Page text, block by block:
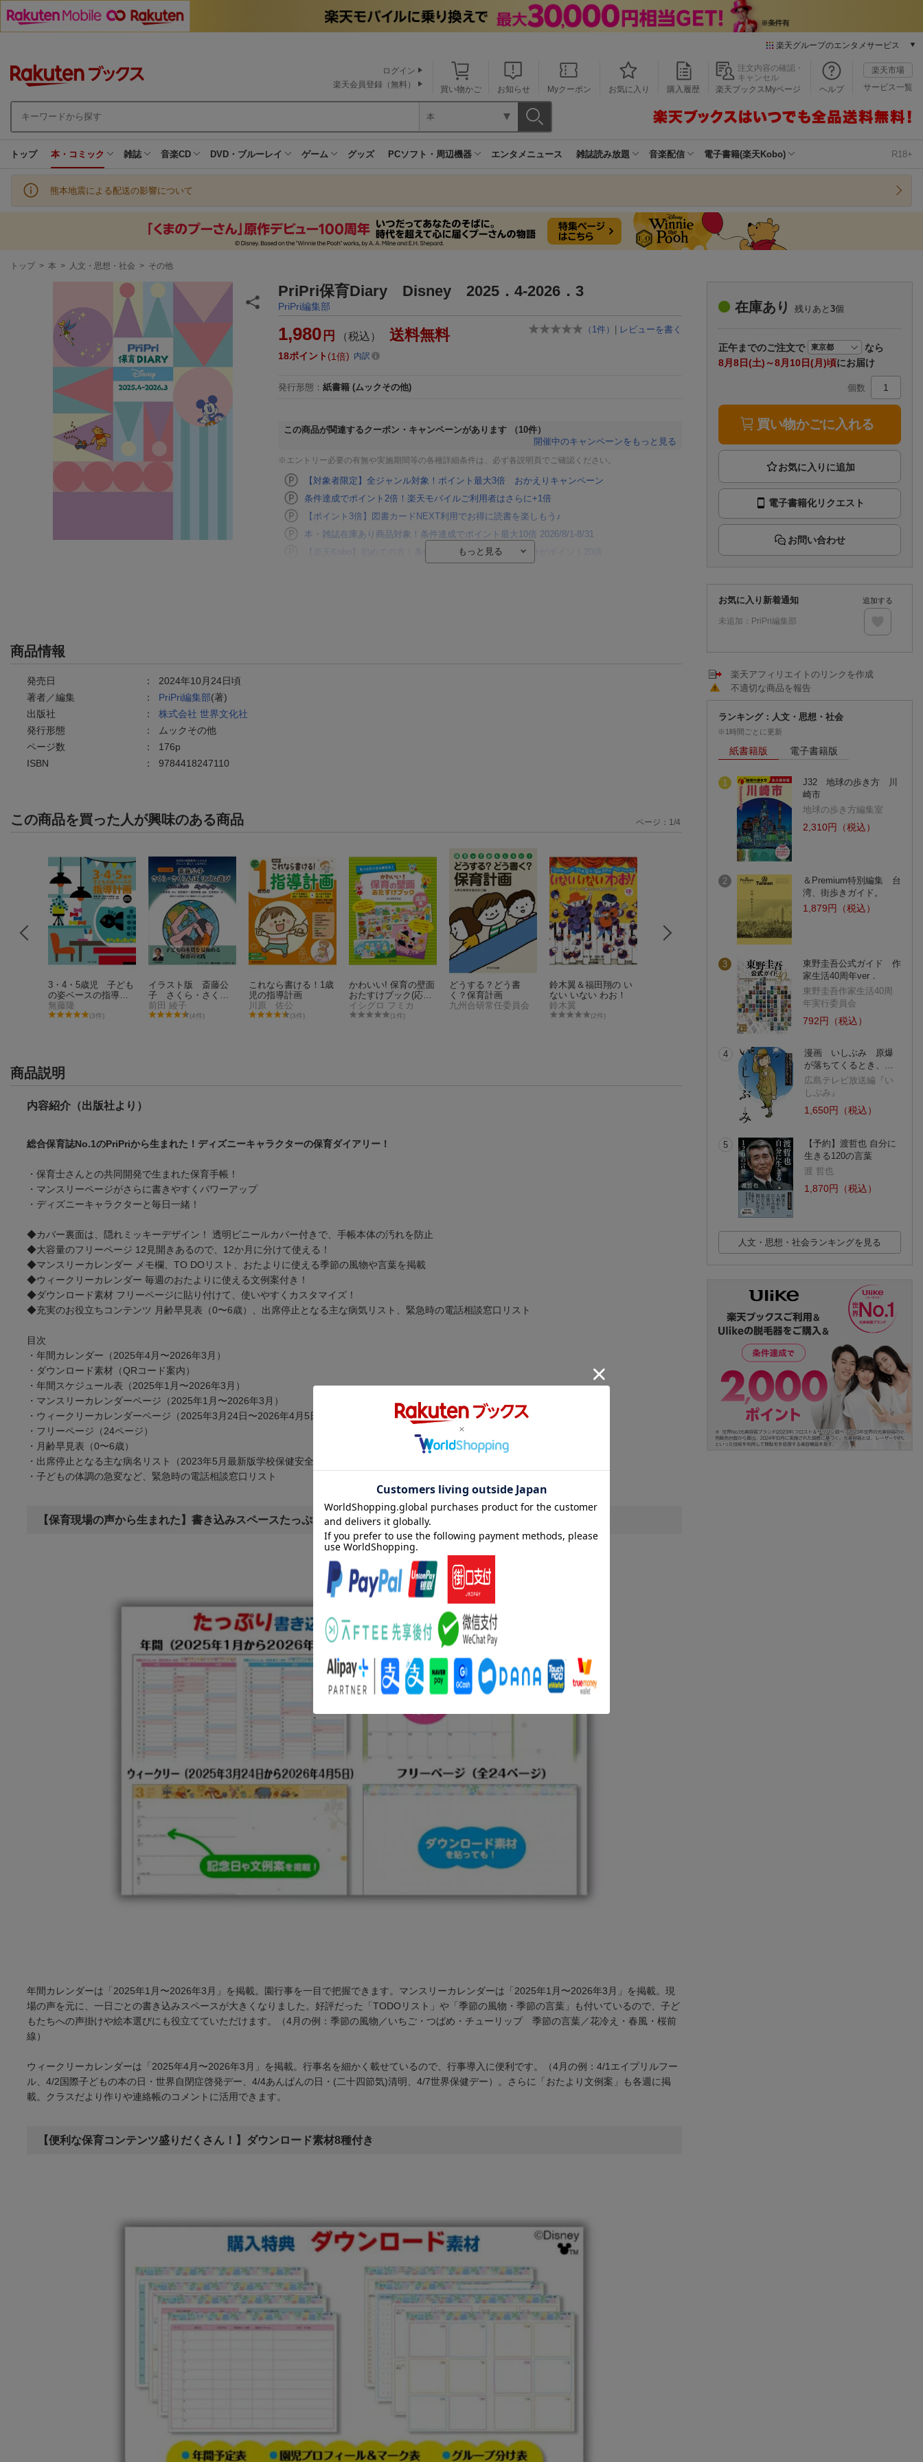
楽天グループのエンタメサービス
本/ゲーム/CD/DVD
楽天ブックス
楽天Kobo
楽天チケット
エンタメニュース
推し楽
買い物かご お知らせ Myクーポン お気に入り 購入履歴
注文内容の確認・
キャンセル
楽天ブックスMyページ
ヘルプ
楽天市場
サービス一覧
ログイン
楽天会員登録（無料）
本
トップ 本・コミック 雑誌 音楽CD DVD・ブルーレイ ゲーム グッズ PCソフト・周辺機器 エンタメニュース 雑誌読み放題 音楽配信 電子書籍(楽天Kobo) R18+
熊本地震による配送の影響について
現
トップ > 本 > 人文・思想・社会 > その他
PriPri保育Diary Disney 2025．4-2026．3
PriPri編集部
（ 1件） | レビューを書く
1,980 円 （税込） 送料無料
18ポイント 1倍 内訳
発行形態 ： 紙書籍 (ムックその他)
この商品が関連するクーポン・キャンペーンがあります
（10件）
開催中のキャンペーンをもっと見る
※エントリー必要の有無や実施期間等の各種詳細条件は、必ず各説明頁でご確認ください。
【対象者限定】全ジャンル対象！ポイント最大3倍 おかえりキャンペーン
条件達成でポイント2倍！楽天モバイルご利用者はさらに+1倍
【ポイント3倍】図書カードNEXT利用でお得に読書を楽しもう♪
本・雑誌在庫あり商品対象！条件達成でポイント最大10倍 2026/8/1-8/31
【楽天Kobo】初めての方！条件達成で楽天ブックス購入分がポイント20倍
商品情報
発売日 ： 2024年10月24日頃
著者／編集
： PriPri編集部(著)
出版社
： 株式会社 世界文化社
発行形態
：
ムックその他
ページ数
： 176p
ISBN
： 9784418247110
この商品を買った人が興味のある商品
3・4・5歳児 子ども
の姿ベースの指導計
画 新要領・指針対
応
無藤隆
(3件)
イラスト版 斎藤公
子 さくら・さくら
んぼリズム遊び
前田 綾子
(4件)
これなら書ける！1歳
児の指導計画
川原 佐公
(3件)
かわいい! 保育の壁面
おたすけブック(応用
編)
イシグロ フミカ
(1件)
どうする？どう書
く？保育計画
九州合研常任委員会
鈴木翼＆福田翔の い
ない いない わお！
鈴木翼
(2件)
放課後児童支援員手
帳 2026
学童保育ラボ
あつい あつい
垂石眞子
ページ： 1 /4
商品説明
内容紹介（出版社より）
総合保育誌No.1のPriPriから生まれた！ディズニーキャラクターの保育ダイアリー！
・保育士さんとの共同開発で生まれた保育手帳！
・マンスリーページがさらに書きやすくパワーアップ
・ディズニーキャラクターと毎日一緒！
◆カバー裏面は、隠れミッキーデザイン！ 透明ビニールカバー付きで、手帳本体の汚れを防止
◆大容量のフリーページ 12見開きあるので、12か月に分けて使える！
◆マンスリーカレンダー メモ欄、TO DOリスト、おたよりに使える季節の風物や言葉を掲載
◆ウィークリーカレンダー 毎週のおたよりに使える文例案付き！
◆ダウンロード素材 フリーページに貼り付けて、使いやすくカスタマイズ！
◆充実のお役立ちコンテンツ 月齢早見表（0〜6歳）、出席停止となる主な病気リスト、緊急時の電話相談窓口リスト
目次
・年間カレンダー（2025年4月〜2026年3月）
・ダウンロード素材（QRコード案内）
・年間スケジュール表（2025年1月〜2026年3月）
・マンスリーカレンダーページ（2025年1月〜2026年3月）
・ウィークリーカレンダーページ（2025年3月24日〜2026年4月5日）
・フリーページ（24ページ）
・月齢早見表（0〜6歳）
・出席停止となる主な病名リスト（2023年5月最新版学校保健安全法施行規則準拠）
・子どもの体調の急変など、緊急時の電話相談窓口リスト
【保育現場の声から生まれた】書き込みスペースたっぷり！のカレンダーページ
年間カレンダーは「2025年1月〜2026年3月」を掲載。園行事を一目で把握できます。マンスリーカレンダーは「2025年1月〜2026年3月」を掲載。現
場の声を元に、一日ごとの書き込みスペースが大きくなりました。好評だった「TODOリスト」や「季節の風物・季節の言葉」も付いているので、子ど
もたちへの声掛けや絵本選びにも役立てていただけます。（4月の例：季節の風物／いちご・つばめ・チューリップ 季節の言葉／花冷え・春風・桜前
線）
ウィークリーカレンダーは「2025年4月〜2026年3月」を掲載。行事名を細かく載せているので、行事導入に便利です。（4月の例：4/1エイプリルフー
ル、4/2国際子どもの本の日・世界自閉症啓発デー、4/4あんぱんの日・(二十四節気)清明、4/7世界保健デー）。さらに「おたより文例案」も各週に掲
載。クラスだより作りや連絡帳のコメントに活用できます。
【便利な保育コンテンツ盛りだくさん！】ダウンロード素材8種付き
在庫あり 残りあと 3個
正午までのご注文で
なら
8月8日(土)～8月10日(月)頃にお届け
個数
買い物かごに入れる
電子書籍化リクエスト
お問い合わせ
お気に入り新着通知
未追加： PriPri編集部
追加する
楽天アフィリエイトのリンクを作成
不適切な商品を報告
ランキング：人文・思想・社会
※1時間ごとに更新
紙書籍版 電子書籍版
1
J32 地球の歩き方 川
崎市
地球の歩き方編集室
2,310円（税込）
2
＆Premium特別編集 台
湾、街歩きガイド。
1,879円（税込）
3
東野圭吾公式ガイド 作
家生活40周年ver．
東野圭吾作家生活40周
年実行委員会
792円（税込）
4
漫画 いしぶみ 原爆
が落ちてくるとき、…
広島テレビ放送編『い
しぶみ』
1,650円（税込）
5
【予約】渡哲也 自分に
生きる120の言葉
渡 哲也
1,870円（税込）
人文・思想・社会ランキングを見る